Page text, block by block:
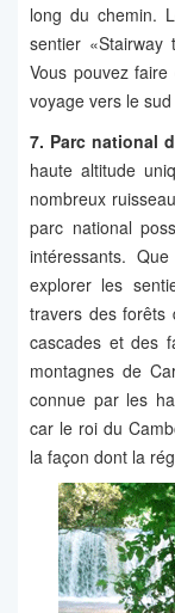
long du chemin.
sentier «Stairway
Vous pouvez
voyage vers le
7. Parc national
haute altitude
nombreux
parc national
intéressants.
explorer les
travers des forêts
cascades et des
montagnes de
connue par les
car le roi du
la façon dont la